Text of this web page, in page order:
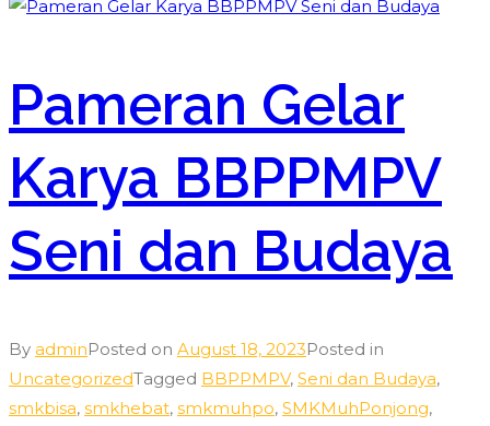
Pameran Gelar
Karya BBPPMPV
Seni dan Budaya
By adminPosted on August 18, 2023Posted in
UncategorizedTagged BBPPMPV, Seni dan Budaya,
smkbisa, smkhebat, smkmuhpo, SMKMuhPonjong,